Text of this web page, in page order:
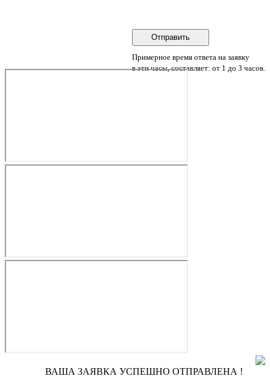
Примерное время ответа на заявку
в эти часы, составляет: от 1 до 3 часов.
ВАША ЗАЯВКА УСПЕШНО ОТПРАВЛЕНА !